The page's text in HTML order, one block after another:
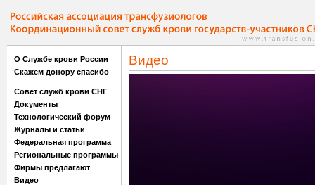
О Службе крови России
Скажем донору спасибо
Совет служб крови СНГ
Документы
Технологический форум
Журналы и статьи
Федеральная программа
Региональные программы
Фирмы предлагают
Видео
Видео